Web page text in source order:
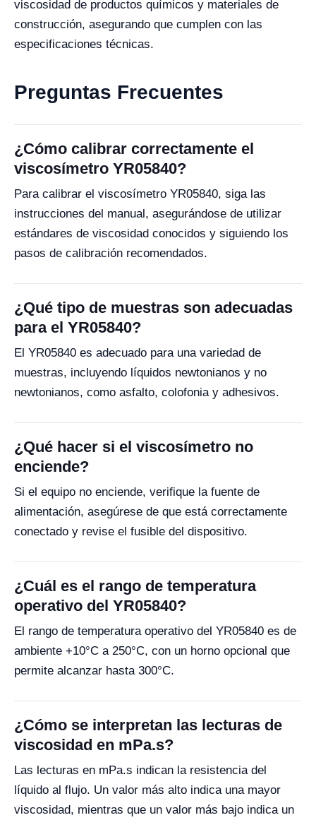
viscosidad de productos químicos y materiales de
construcción, asegurando que cumplen con las
especificaciones técnicas.
Preguntas Frecuentes
¿Cómo calibrar correctamente el
viscosímetro YR05840?
Para calibrar el viscosímetro YR05840, siga las
instrucciones del manual, asegurándose de utilizar
estándares de viscosidad conocidos y siguiendo los
pasos de calibración recomendados.
¿Qué tipo de muestras son adecuadas
para el YR05840?
El YR05840 es adecuado para una variedad de
muestras, incluyendo líquidos newtonianos y no
newtonianos, como asfalto, colofonia y adhesivos.
¿Qué hacer si el viscosímetro no
enciende?
Si el equipo no enciende, verifique la fuente de
alimentación, asegúrese de que está correctamente
conectado y revise el fusible del dispositivo.
¿Cuál es el rango de temperatura
operativo del YR05840?
El rango de temperatura operativo del YR05840 es de
ambiente +10°C a 250°C, con un horno opcional que
permite alcanzar hasta 300°C.
¿Cómo se interpretan las lecturas de
viscosidad en mPa.s?
Las lecturas en mPa.s indican la resistencia del
líquido al flujo. Un valor más alto indica una mayor
viscosidad, mientras que un valor más bajo indica un